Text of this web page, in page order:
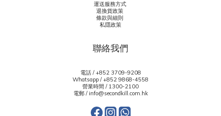
運送服務方式
退換貨政策
條款與細則
私隱政策
聯絡我們
電話 / +852 3709-9208
Whatsapp /+852 9868-4558
營業時間 / 1300-2100
電郵 / info@secondkill.com.hk